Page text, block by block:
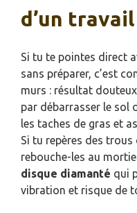
d’un
Si tu te pointes direct
sans préparer, c’est
murs : résultat
par débarrasser le sol
les taches de gras et
Si tu repères des
rebouche-les au
disque diamanté qui
vibration et risque de